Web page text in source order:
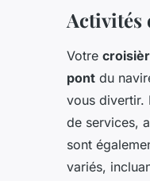
Activités
Votre
pont du
vous divertir.
de services,
sont
variés,